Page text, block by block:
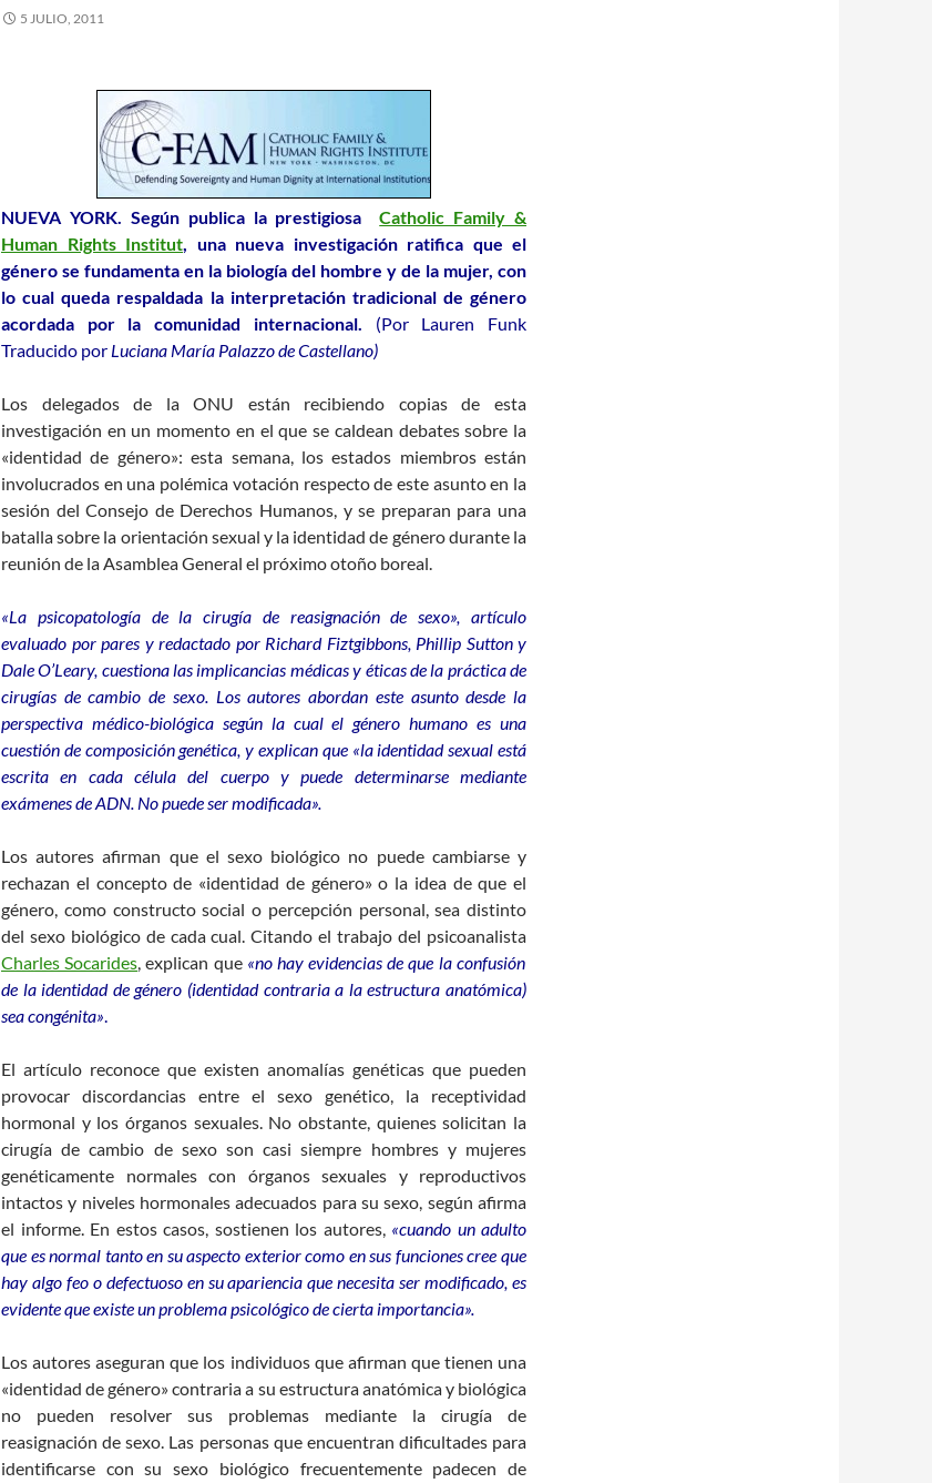
5 JULIO, 2011
NUEVA YORK. Según publica la prestigiosaCatholic Family &
Human Rights Institut, una nueva investigación ratifica que el
género se fundamenta en la biología del hombre y de la mujer, con
lo cual queda respaldada la interpretación tradicional de género
acordada por la comunidad internacional. (Por Lauren Funk
Traducido por Luciana María Palazzo de Castellano)
Los delegados de la ONU están recibiendo copias de esta
investigación en un momento en el que se caldean debates sobre la
«identidad de género»: esta semana, los estados miembros están
involucrados en una polémica votación respecto de este asunto en la
sesión del Consejo de Derechos Humanos, y se preparan para una
batalla sobre la orientación sexual y la identidad de género durante la
reunión de la Asamblea General el próximo otoño boreal.
«La psicopatología de la cirugía de reasignación de sexo», artículo
evaluado por pares y redactado por Richard Fiztgibbons, Phillip Sutton y
Dale O’Leary, cuestiona las implicancias médicas y éticas de la práctica de
cirugías de cambio de sexo. Los autores abordan este asunto desde la
perspectiva médico-biológica según la cual el género humano es una
cuestión de composición genética, y explican que «la identidad sexual está
escrita en cada célula del cuerpo y puede determinarse mediante
exámenes de ADN. No puede ser modificada».
Los autores afirman que el sexo biológico no puede cambiarse y
rechazan el concepto de «identidad de género» o la idea de que el
género, como constructo social o percepción personal, sea distinto
del sexo biológico de cada cual. Citando el trabajo del psicoanalista
Charles Socarides, explican que «no hay evidencias de que la confusión
de la identidad de género (identidad contraria a la estructura anatómica)
sea congénita».
El artículo reconoce que existen anomalías genéticas que pueden
provocar discordancias entre el sexo genético, la receptividad
hormonal y los órganos sexuales. No obstante, quienes solicitan la
cirugía de cambio de sexo son casi siempre hombres y mujeres
genéticamente normales con órganos sexuales y reproductivos
intactos y niveles hormonales adecuados para su sexo, según afirma
el informe. En estos casos, sostienen los autores, «cuando un adulto
que es normal tanto en su aspecto exterior como en sus funciones cree que
hay algo feo o defectuoso en su apariencia que necesita ser modificado, es
evidente que existe un problema psicológico de cierta importancia».
Los autores aseguran que los individuos que afirman que tienen una
«identidad de género» contraria a su estructura anatómica y biológica
no pueden resolver sus problemas mediante la cirugía de
reasignación de sexo. Las personas que encuentran dificultades para
identificarse con su sexo biológico frecuentemente padecen de